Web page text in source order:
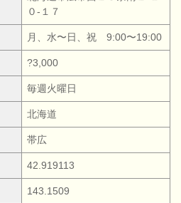
０‐１７
月、水〜日、祝 9:00〜19:00
?3,000
毎週火曜日
北海道
帯広
42.919113
143.1509